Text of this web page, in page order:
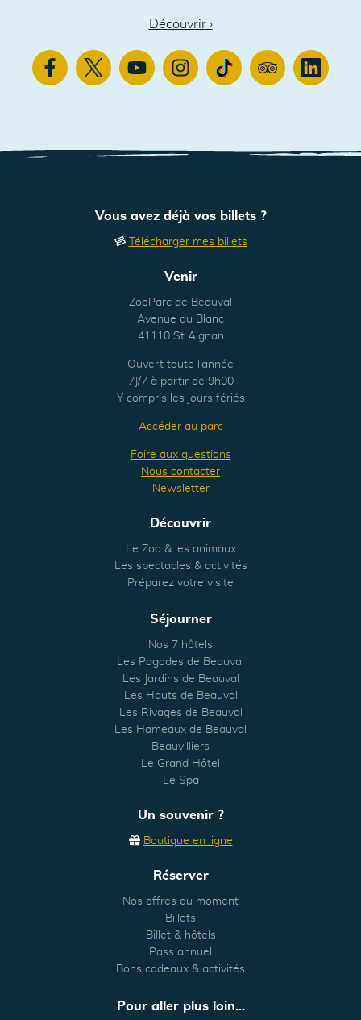
Découvrir›
FacebookTwitterYoutubeInstagramTikTokTripAdvisorLinkedin
Venir
ZooParc de Beauval
Avenue du Blanc
41110 St Aignan
Ouvert toute l’année
7J/7 à partir de 9h00
Y compris les jours fériés
Accéder au parc
Foire aux questions
Nous contacter
Newsletter
Découvrir
Le Zoo & les animaux
Les spectacles & activités
Préparez votre visite
Séjourner
Nos 7 hôtels
Les Pagodes de Beauval
Les Jardins de Beauval
Les Hauts de Beauval
Les Rivages de Beauval
Les Hameaux de Beauval
Beauvilliers
Le Grand Hôtel
Le Spa
Un souvenir ?
Boutique en ligne
Réserver
Nos offres du moment
Billets
Billet & hôtels
Pass annuel
Bons cadeaux & activités
Pour aller plus loin...
Vous avez déjà vos billets ?
Télécharger mes billets